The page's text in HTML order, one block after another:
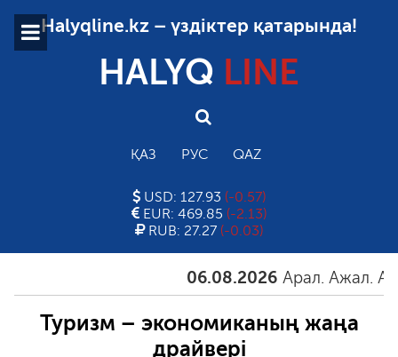
Halyqline.kz – үздіктер қатарында!
HALYQ LINE
ҚАЗ РУС QAZ
USD: 127.93 (-0.57)
EUR: 469.85 (-2.13)
RUB: 27.27 (-0.03)
06.08.2026 Арал. Ажал. Айғақ
Туризм – экономиканың жаңа
драйвері